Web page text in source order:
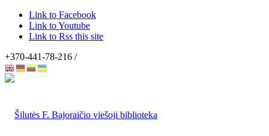
Link to Facebook
Link to Youtube
Link to Rss this site
+370-441-78-216 /